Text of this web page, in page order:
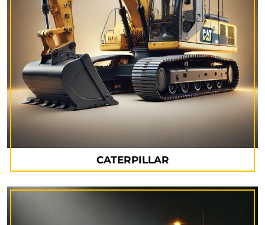
CATERPILLAR